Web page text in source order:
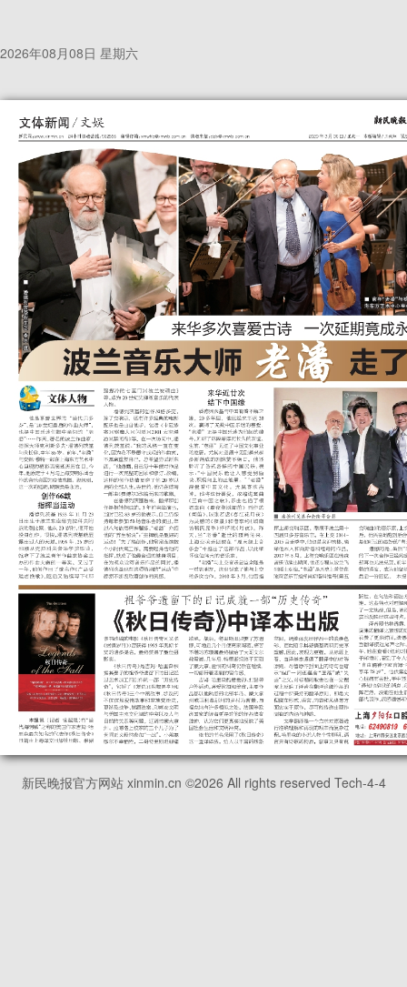
2026年08月08日 星期六
新民晚报官方网站 xinmin.cn ©2026 All rights reserved Tech-4-4